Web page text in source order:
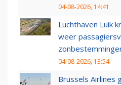
04-08-2026, 14:41
Luchthaven Luik
weer
04-08-2026, 13:54
Brussels Airlines